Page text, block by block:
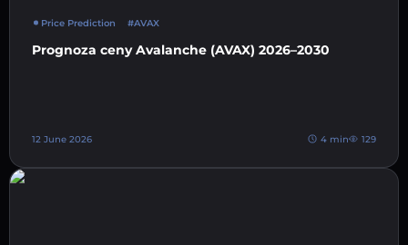
Price Prediction #AVAX
Prognoza ceny Avalanche (AVAX) 2026–2030
12 June 2026 4 min 129